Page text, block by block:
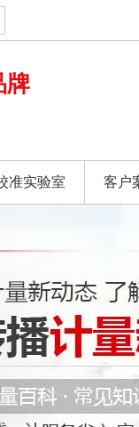
牌
准实验室 客户